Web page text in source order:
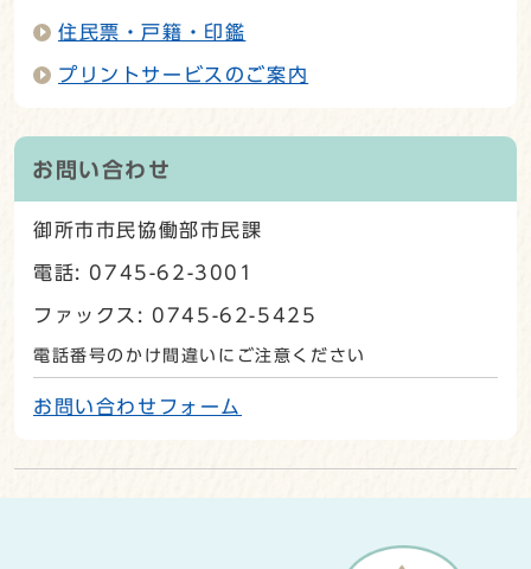
住民票・戸籍・印鑑
プリントサービスのご案内
お問い合わせ
御所市市民協働部市民課
電話: 0745-62-3001
ファックス: 0745-62-5425
電話番号のかけ間違いにご注意ください
お問い合わせフォーム